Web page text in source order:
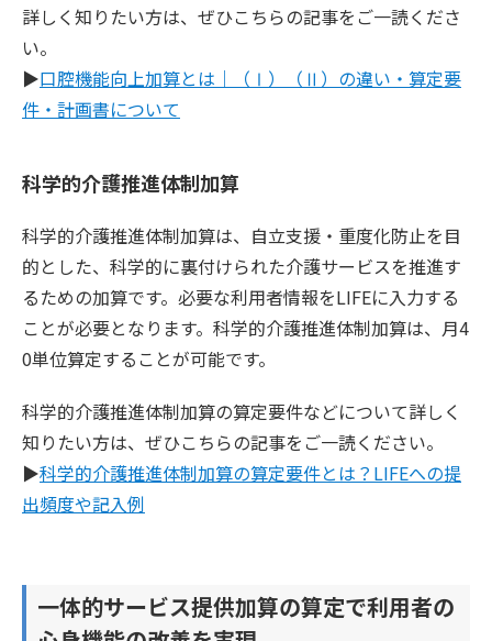
詳しく知りたい方は、ぜひこちらの記事をご一読くださ
い。
▶︎口腔機能向上加算とは｜（Ⅰ）（Ⅱ）の違い・算定要
件・計画書について
科学的介護推進体制加算
科学的介護推進体制加算は、自立支援・重度化防止を目
的とした、科学的に裏付けられた介護サービスを推進す
るための加算です。必要な利用者情報をLIFEに入力する
ことが必要となります。科学的介護推進体制加算は、月4
0単位算定することが可能です。
科学的介護推進体制加算の算定要件などについて詳しく
知りたい方は、ぜひこちらの記事をご一読ください。
▶︎科学的介護推進体制加算の算定要件とは？LIFEへの提
出頻度や記入例
一体的サービス提供加算の算定で利用者の